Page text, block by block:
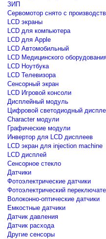
ЗИП
Сервомотор снято с
LCD экраны
LCD для компьютера
LCD для Apple
LCD Автомобильный
LCD Медицинского
LCD Ноутбука
LCD Телевизора
Сенсорный экран
LCD Игровой консоли
Дисплейный модуль
Цифровой светодиодный
Сharacter модули
Графические модули
Инвертор для LCD дисплеев
LCD экран для injection machine
LCD дисплей
Сенсорное стекло
Датчики
Фотоэлектрические датчики
Фотоэлектрический
Волоконно-оптические датчики
Емкостные датчики
Датчик давления
Датчик расхода
Другие сенсоры